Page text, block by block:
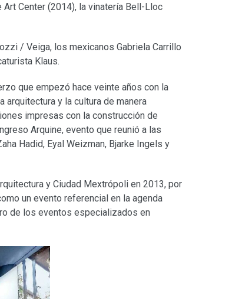
Center (2014), la vinatería Bell-Lloc
/ Veiga, los mexicanos Gabriela Carrillo
Klaus.
que empezó hace veinte años con la
arquitectura y la cultura de manera
impresas con la construcción de
Arquine, evento que reunió a las
Hadid, Eyal Weizman, Bjarke Ingels y
y Ciudad Mextrópoli en 2013, por
un evento referencial en la agenda
de los eventos especializados en